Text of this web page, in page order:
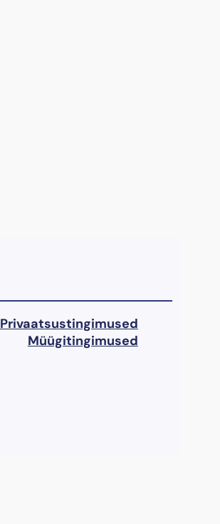
Privaatsustingimused
Müügitingimused